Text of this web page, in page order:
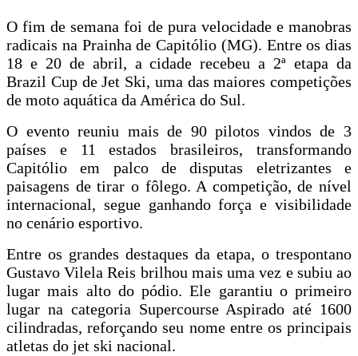
O fim de semana foi de pura velocidade e manobras
radicais na Prainha de Capitólio (MG). Entre os dias
18 e 20 de abril, a cidade recebeu a 2ª etapa da
Brazil Cup de Jet Ski, uma das maiores competições
de moto aquática da América do Sul.
O evento reuniu mais de 90 pilotos vindos de 3
países e 11 estados brasileiros, transformando
Capitólio em palco de disputas eletrizantes e
paisagens de tirar o fôlego. A competição, de nível
internacional, segue ganhando força e visibilidade
no cenário esportivo.
Entre os grandes destaques da etapa, o trespontano
Gustavo Vilela Reis brilhou mais uma vez e subiu ao
lugar mais alto do pódio. Ele garantiu o primeiro
lugar na categoria Supercourse Aspirado até 1600
cilindradas, reforçando seu nome entre os principais
atletas do jet ski nacional.